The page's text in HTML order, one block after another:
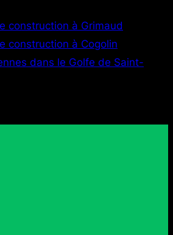
construction à Grimaud
construction à Cogolin
dans le Golfe de Saint-